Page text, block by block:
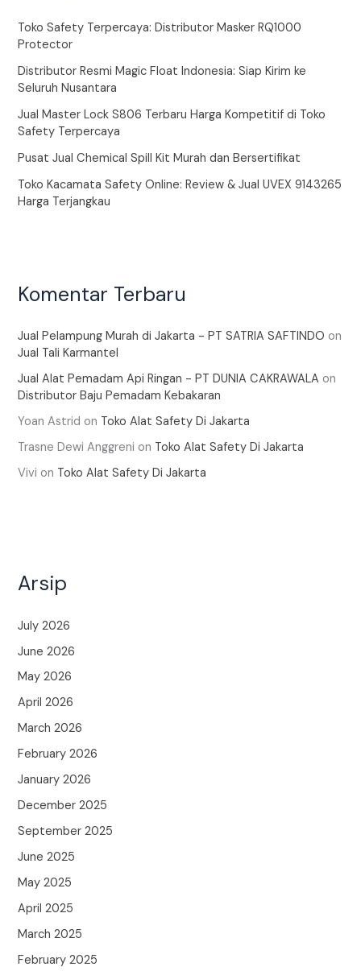
Toko Safety Terpercaya: Distributor Masker RQ1000
Protector
Distributor Resmi Magic Float Indonesia: Siap Kirim ke
Seluruh Nusantara
Jual Master Lock S806 Terbaru Harga Kompetitif di Toko
Safety Terpercaya
Pusat Jual Chemical Spill Kit Murah dan Bersertifikat
Toko Kacamata Safety Online: Review & Jual UVEX 9143265
Harga Terjangkau
Komentar Terbaru
Jual Pelampung Murah di Jakarta - PT SATRIA SAFTINDO on
Jual Tali Karmantel
Jual Alat Pemadam Api Ringan - PT DUNIA CAKRAWALA on
Distributor Baju Pemadam Kebakaran
Yoan Astrid on Toko Alat Safety Di Jakarta
Trasne Dewi Anggreni on Toko Alat Safety Di Jakarta
Vivi on Toko Alat Safety Di Jakarta
Arsip
July 2026
June 2026
May 2026
April 2026
March 2026
February 2026
January 2026
December 2025
September 2025
June 2025
May 2025
April 2025
March 2025
February 2025